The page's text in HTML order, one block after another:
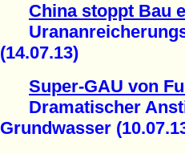
China stoppt Bau
(14.07.13)
Super-GAU von
Dramatischer
Grundwasser